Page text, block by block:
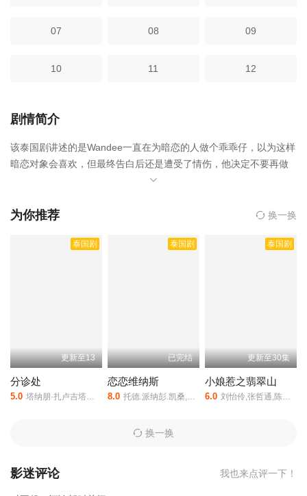
07 08 09
10 11 12
剧情简介
该泰国剧讲述的是Wandee一直在为暗恋的人做个乖乖仔，以为这样
暗恋对象会喜欢，但最终告白后还是遭受了情伤，他决定不要再做
个乖乖仔了，就叛逆地喝了个烂醉并且在偶遇Yeo-Yak后决定要跟外
ndee想要再找Yeo-Yak做，但是Yeo-Yak已经有喜欢的人了并准备表
怒的他跑去找wandee，他们成为了长期的床伴。然后...他们换着各
为你推荐 换一换
泰国剧
更新至13
分诊处
5.0 塔纳朋·扎卢吉塔侬,达维·格凌陂勒
泰国剧
已完结
恋恋维纳斯
8.0 托德.派纳彭.凯桑,廷纳功·普瓦萨迪翁
泰国剧
更新至30集
小娘惹之翡翠山
6.0 刘怡伶,张哲通,陈罗密欧,黄暄婷,黄晶玲
换一换
影迷评论 我也来点评一下！